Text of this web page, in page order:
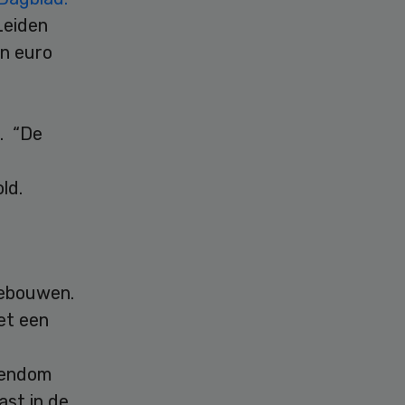
euro
“De
een